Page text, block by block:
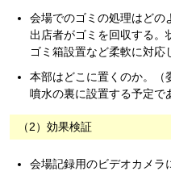
会場でのゴミの処理はどの
出店者がゴミを回収する。
ゴミ箱設置など柔軟に対応
本部はどこに置くのか。（
噴水の裏に設置する予定で
（2）効果検証
会場記録用のビデオカメラ